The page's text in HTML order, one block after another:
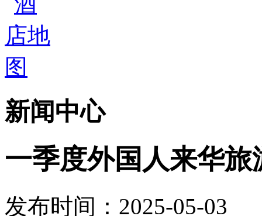
新闻中心
一季度外国人来华旅
发布时间：2025-05-03